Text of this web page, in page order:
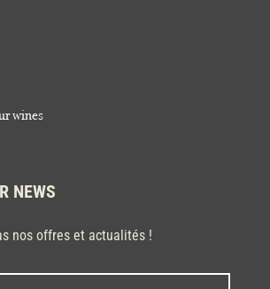
wines
NEWS
nos offres et actualités !
Last